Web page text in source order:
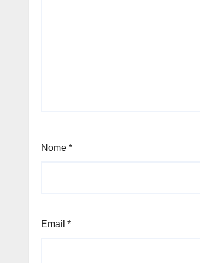
Nome *
Email *